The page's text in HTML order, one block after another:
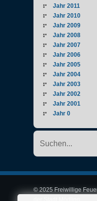
Jahr 2011
Jahr 2010
Jahr 2009
Jahr 2008
Jahr 2007
Jahr 2006
Jahr 2005
Jahr 2004
Jahr 2003
Jahr 2002
Jahr 2001
Jahr 0
© 2025 Freiwillige